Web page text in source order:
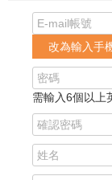
改為輸入手
需輸入6個以上